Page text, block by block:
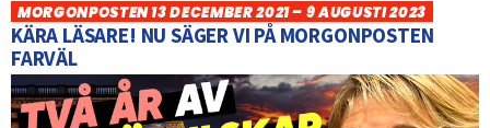
MORGONPOSTEN 13 DECEMBER 2021 – 9 AUGUSTI 2023
KÄRA LÄSARE! NU SÄGER VI PÅ MORGONPOSTEN
FARVÄL